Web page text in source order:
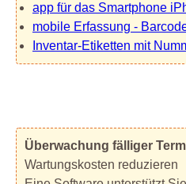
app für das Smartphone
mobile Erfassung -
Inventar-Etiketten mit
Überwachung fälliger
Wartungskosten reduzieren